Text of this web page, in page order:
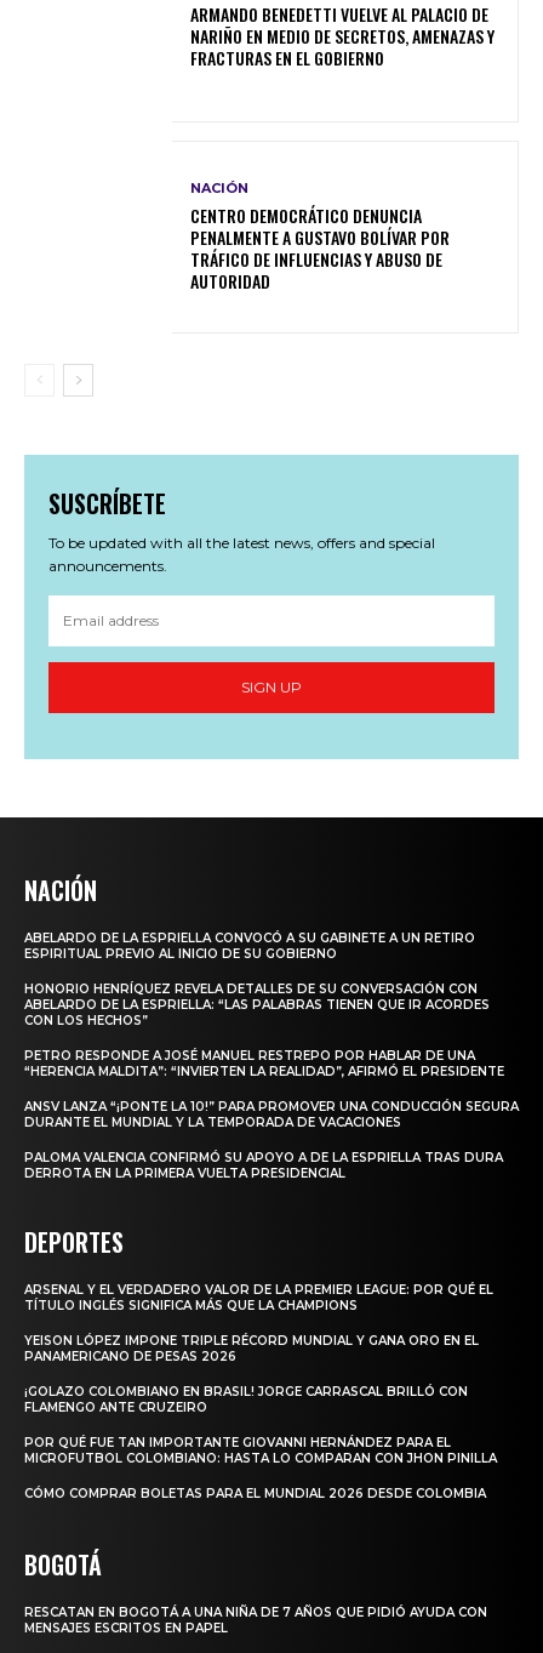
ARMANDO BENEDETTI VUELVE AL PALACIO DE
NARIÑO EN MEDIO DE SECRETOS, AMENAZAS Y
FRACTURAS EN EL GOBIERNO
NACIÓN
CENTRO DEMOCRÁTICO DENUNCIA
PENALMENTE A GUSTAVO BOLÍVAR POR
TRÁFICO DE INFLUENCIAS Y ABUSO DE
AUTORIDAD
SUSCRÍBETE
To be updated with all the latest news, offers and special
announcements.
SIGN UP
NACIÓN
ABELARDO DE LA ESPRIELLA CONVOCÓ A SU GABINETE A UN RETIRO
ESPIRITUAL PREVIO AL INICIO DE SU GOBIERNO
HONORIO HENRÍQUEZ REVELA DETALLES DE SU CONVERSACIÓN CON
ABELARDO DE LA ESPRIELLA: “LAS PALABRAS TIENEN QUE IR ACORDES
CON LOS HECHOS”
PETRO RESPONDE A JOSÉ MANUEL RESTREPO POR HABLAR DE UNA
“HERENCIA MALDITA”: “INVIERTEN LA REALIDAD”, AFIRMÓ EL PRESIDENTE
ANSV LANZA “¡PONTE LA 10!” PARA PROMOVER UNA CONDUCCIÓN SEGURA
DURANTE EL MUNDIAL Y LA TEMPORADA DE VACACIONES
PALOMA VALENCIA CONFIRMÓ SU APOYO A DE LA ESPRIELLA TRAS DURA
DERROTA EN LA PRIMERA VUELTA PRESIDENCIAL
DEPORTES
ARSENAL Y EL VERDADERO VALOR DE LA PREMIER LEAGUE: POR QUÉ EL
TÍTULO INGLÉS SIGNIFICA MÁS QUE LA CHAMPIONS
YEISON LÓPEZ IMPONE TRIPLE RÉCORD MUNDIAL Y GANA ORO EN EL
PANAMERICANO DE PESAS 2026
¡GOLAZO COLOMBIANO EN BRASIL! JORGE CARRASCAL BRILLÓ CON
FLAMENGO ANTE CRUZEIRO
POR QUÉ FUE TAN IMPORTANTE GIOVANNI HERNÁNDEZ PARA EL
MICROFUTBOL COLOMBIANO: HASTA LO COMPARAN CON JHON PINILLA
CÓMO COMPRAR BOLETAS PARA EL MUNDIAL 2026 DESDE COLOMBIA
BOGOTÁ
RESCATAN EN BOGOTÁ A UNA NIÑA DE 7 AÑOS QUE PIDIÓ AYUDA CON
MENSAJES ESCRITOS EN PAPEL